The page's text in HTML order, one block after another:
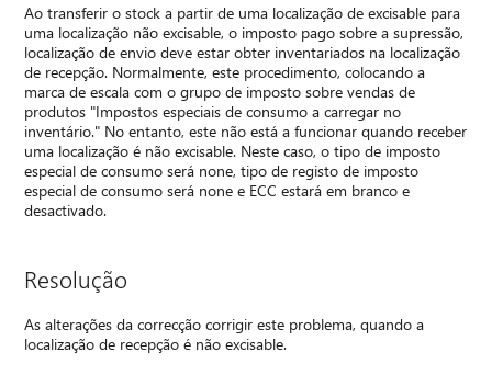
Ao transferir o stock a partir de uma localização de excisable para
uma localização não excisable, o imposto pago sobre a supressão,
localização de envio deve estar obter inventariados na localização
de recepção. Normalmente, este procedimento, colocando a
marca de escala com o grupo de imposto sobre vendas de
produtos "Impostos especiais de consumo a carregar no
inventário." No entanto, este não está a funcionar quando receber
uma localização é não excisable. Neste caso, o tipo de imposto
especial de consumo será none, tipo de registo de imposto
especial de consumo será none e ECC estará em branco e
desactivado.
Resolução
As alterações da correcção corrigir este problema, quando a
localização de recepção é não excisable.